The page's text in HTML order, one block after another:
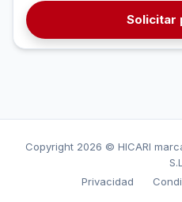
Solicitar
Copyright 2026 © HICARI
Privacidad